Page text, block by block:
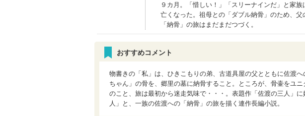
９カ月。「惜しい！」「スリーナインだ」と家
亡くなった。祖母との「ダブル納骨」のため、
「納骨」の旅はまだまだつづく。
おすすめコメント
物書きの「私」は、ひきこもりの弟、古道具屋の父とともに佐渡
ちゃん」の骨を、郷里の墓に納骨すること。ところが、骨壷をユ
のこと、旅は最初から迷走気味で・・・。表題作「佐渡の三人」
人」と、一族の佐渡への「納骨」の旅を描く連作長編小説。